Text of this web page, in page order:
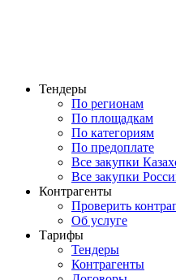
Тендеры
По регионам
По площадкам
По категориям
По предоплате
Все закупки
Все закупки
Контрагенты
Проверить
Об услуге
Тарифы
Тендеры
Контрагенты